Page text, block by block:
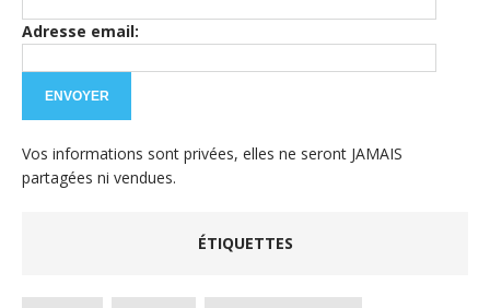
Adresse email:
Vos informations sont privées, elles ne seront JAMAIS
partagées ni vendues.
ÉTIQUETTES